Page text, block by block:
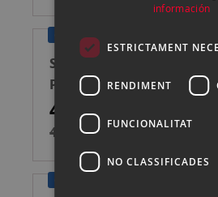
GARANTÍA SAMYANG 5 AÑOS
SAMYANG 16/2.2 V-DSLR
P/SONY E
419,00 €
459,00 €
información
ESTRICTAMENT
RENDIMENT
FUNCIONALITAT
NO CLASSIFICADES